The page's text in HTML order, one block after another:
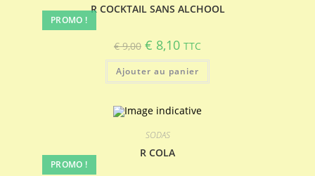
PROMO !
R COCKTAIL SANS ALCHOOL
€9,00 Le
prix
initial
était :
€ 9,00.
€ 8,10Le
prix
actuel
est :
€ 8,10.
TTC
Ajouter au panier
PROMO !
SODAS
R COLA